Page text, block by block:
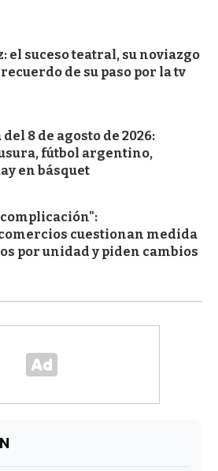
el suceso teatral, su noviazgo
de su paso por la tv
8 de agosto de 2026:
fútbol argentino,
en básquet
cuestionan medida
por unidad y piden cambios